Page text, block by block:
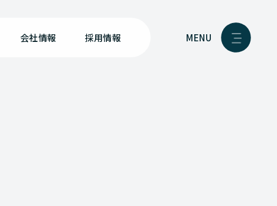
会社情報 採用情報 MENU